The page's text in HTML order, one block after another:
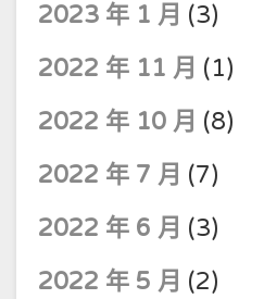
2023 年 1 月 (3)
2022 年 11 月 (1)
2022 年 10 月 (8)
2022 年 7 月 (7)
2022 年 6 月 (3)
2022 年 5 月 (2)